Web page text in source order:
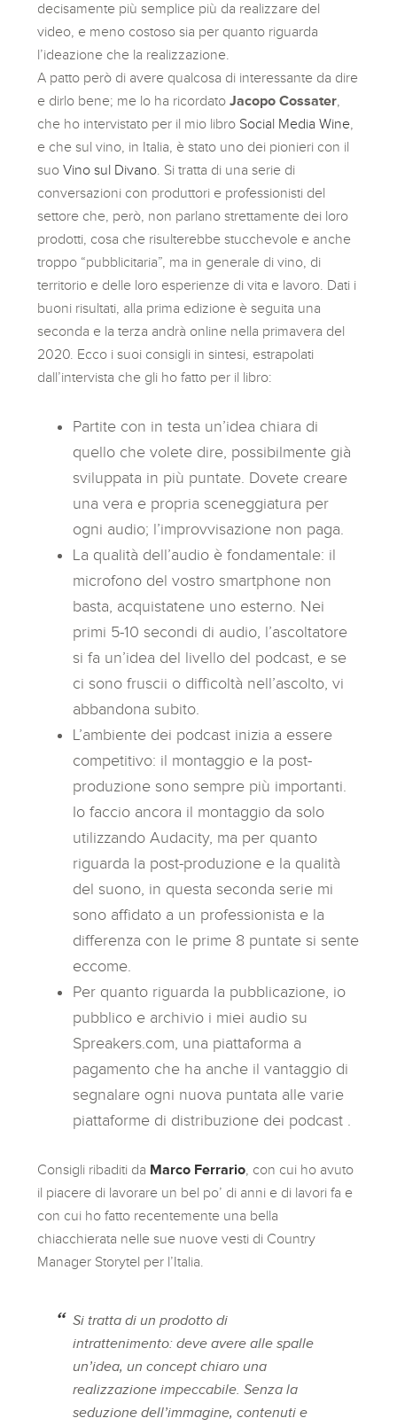
decisamente più semplice più da realizzare del
video, e meno costoso sia per quanto riguarda
l’ideazione che la realizzazione.
A patto però di avere qualcosa di interessante da dire
e dirlo bene; me lo ha ricordatoJacopo Cossater
che ho intervistato per il mio libro Social Media Wine
e che sul vino, in Italia, è stato uno dei pionieri con il
suoVino sul Divano . Si tratta di una serie di
conversazioni con produttori e professionisti del
settore che, però, non parlano strettamente dei loro
prodotti, cosa che risulterebbe stucchevole e anche
troppo “pubblicitaria”, ma in generale di vino, di
territorio e delle loro esperienze di vita e lavoro. Dati i
buoni risultati, alla prima edizione è seguita una
seconda e la terza andrà online nella primavera del
2020. Ecco i suoi consigli in sintesi, estrapolati
dall’intervista che gli ho fatto per il libro:
Partite con in testa un’idea chiara di
quello che volete dire, possibilmente già
sviluppata in più puntate. Dovete creare
una vera e propria sceneggiatura per
ogni audio; l’improvvisazione non paga.
La qualità dell’audio è fondamentale: il
microfono del vostro smartphone non
basta, acquistatene uno esterno. Nei
primi 5-10 secondi di audio, l’ascoltatore
si fa un’idea del livello del podcast, e se
ci sono fruscii o difficoltà nell’ascolto, vi
abbandona subito.
L’ambiente dei podcast inizia a essere
competitivo: il montaggio e la post-
produzione sono sempre più importanti.
Io faccio ancora il montaggio da solo
utilizzando Audacity, ma per quanto
riguarda la post-produzione e la qualità
del suono, in questa seconda serie mi
sono affidato a un professionista e la
differenza con le prime 8 puntate si sente
eccome.
Per quanto riguarda la pubblicazione, io
pubblico e archivio i miei audio su
Spreakers.com, una piattaforma a
pagamento che ha anche il vantaggio di
segnalare ogni nuova puntata alle varie
piattaforme di distribuzione dei podcast .
Consigli ribaditi da Marco Ferrario , con cui ho avuto
il piacere di lavorare un bel po’ di anni e di lavori fa e
con cui ho fatto recentemente una bella
chiacchierata nelle sue nuove vesti di Country
Manager Storytel per l’Italia.
Si tratta di un prodotto di
intrattenimento: deve avere alle spalle
un’idea, un concept chiaro una
realizzazione impeccabile. Senza la
seduzione dell’immagine, contenuti e